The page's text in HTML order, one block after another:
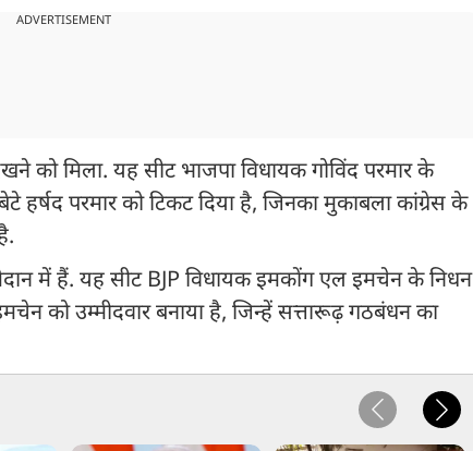
ADVERTISEMENT
को मिला. यह सीट भाजपा विधायक गोविंद परमार के
हर्षद परमार को टिकट दिया है, जिनका मुकाबला कांग्रेस के
में हैं. यह सीट BJP विधायक इमकोंग एल इमचेन के निधन
को उम्मीदवार बनाया है, जिन्हें सत्तारूढ़ गठबंधन का